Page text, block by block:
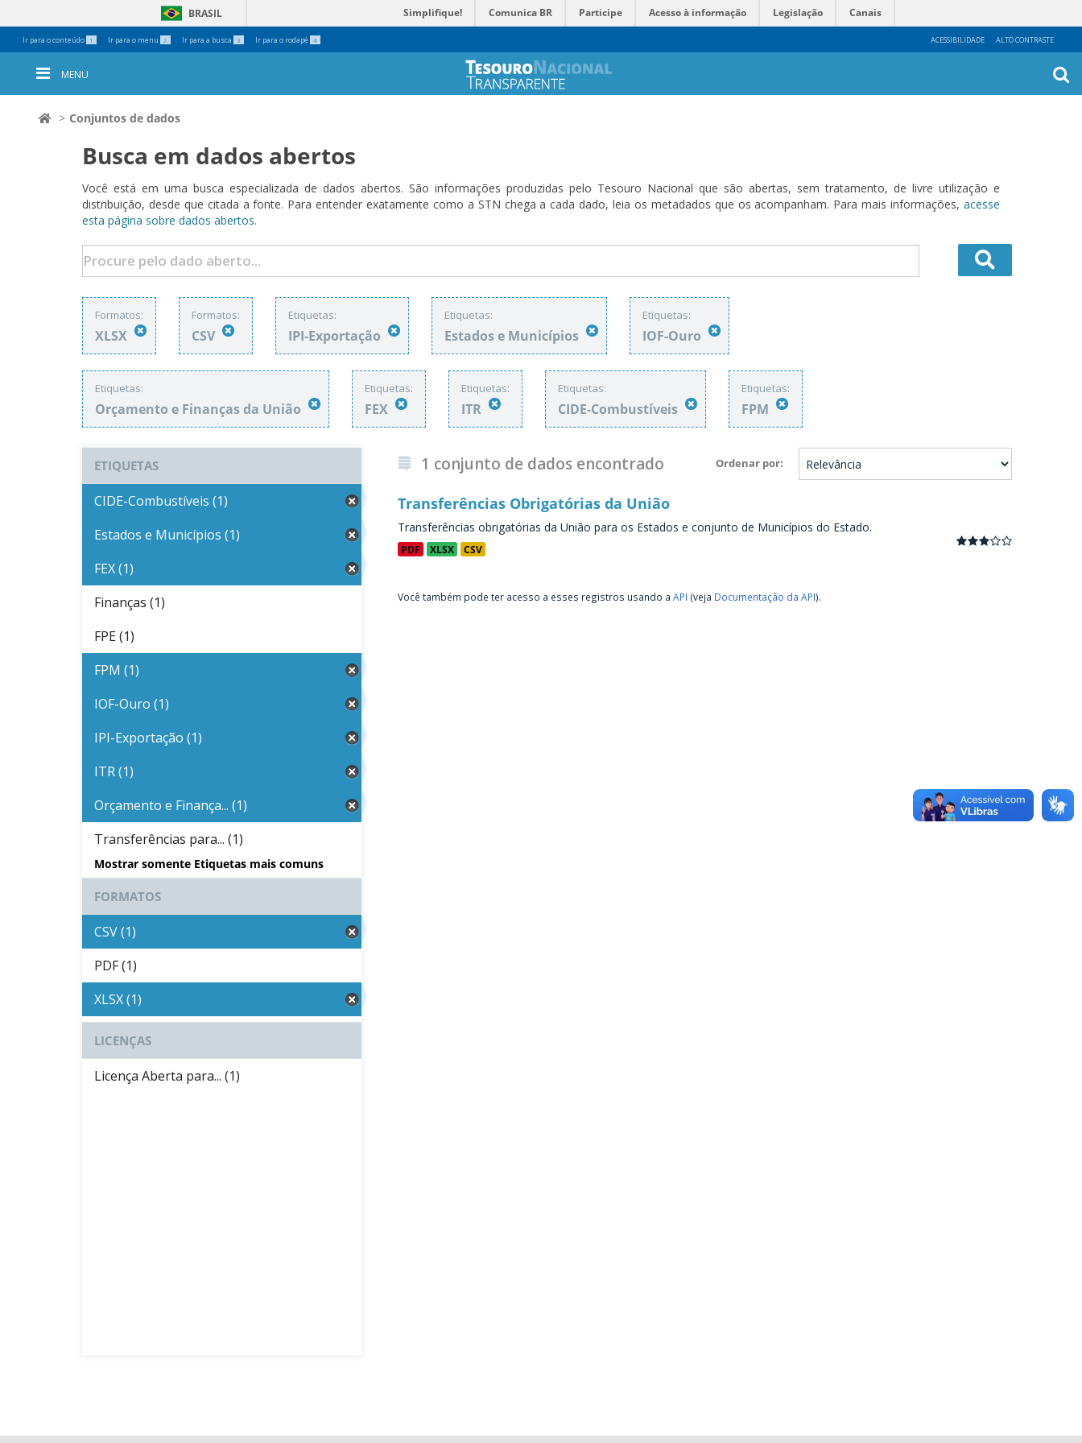
Ir para o conteúdo 1 Ir para o menu 2 Ir para a busca 3 Ir para o rodapé 4 ACESSIBILIDADE ALTO CONTRASTE
BRASIL Simplifique! Comunica BR Participe Acesso à informação Legislação Canais
Ferramentas
Pessoais
MENU
Conjuntos de dados
Busca em dados abertos
Você está em uma busca especializada de dados abertos. São informações produzidas pelo Tesouro Nacional que são abertas, sem tratamento, de livre utilização e
distribuição, desde que citada a fonte. Para entender exatamente como a STN chega a cada dado, leia os metadados que os acompanham. Para mais informações, acesse
esta página sobre dados abertos.
Formatos:
XLSX
Formatos:
CSV
Etiquetas:
IPI-Exportação
Etiquetas:
Estados e Municípios
Etiquetas:
IOF-Ouro
Etiquetas:
Orçamento e Finanças da União
Etiquetas:
FEX
Etiquetas:
ITR
Etiquetas:
CIDE-Combustíveis
Etiquetas:
FPM
Ordenar por
1 conjunto de dados encontrado
Transferências Obrigatórias da União
Transferências obrigatórias da União para os Estados e conjunto de Municípios do Estado.
PDF XLSX CSV
Você também pode ter acesso a esses registros usando a API (veja Documentação da API).
ETIQUETAS
CIDE-Combustíveis (1)
Estados e Municípios (1)
FEX (1)
Finanças (1)
FPE (1)
FPM (1)
IOF-Ouro (1)
IPI-Exportação (1)
ITR (1)
Orçamento e Finança... (1)
Transferências para... (1)
Mostrar somente Etiquetas mais comuns
FORMATOS
CSV (1)
PDF (1)
XLSX (1)
LICENÇAS
Licença Aberta para... (1)